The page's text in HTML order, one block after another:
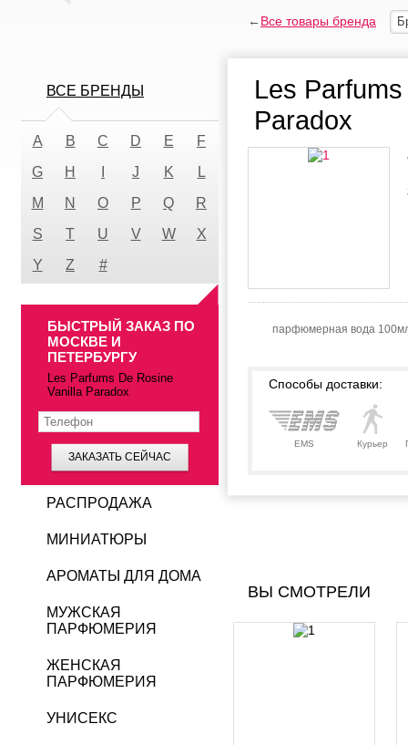
←Все товары бренда
Les
Paradox
парфюмерная вода
Способы доставки:
EMS Курьер
ВЫ СМОТРЕЛИ
ВСЕ БРЕНДЫ
A B C D E
F
G
H J K
L
M
N O P Q
R
S
T U V W
X
Y
Z #
БЫСТРЫЙ ЗАКАЗ ПО
МОСКВЕ И
ПЕТЕРБУРГУ
Les Parfums De Rosine
Vanilla Paradox
ЗАКАЗАТЬ СЕЙЧАС
РАСПРОДАЖА
МИНИАТЮРЫ
АРОМАТЫ ДЛЯ ДОМА
МУЖСКАЯ
ПАРФЮМЕРИЯ
ЖЕНСКАЯ
ПАРФЮМЕРИЯ
УНИСЕКС